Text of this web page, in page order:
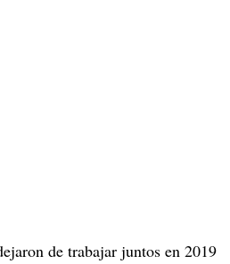
de trabajar juntos en 2019